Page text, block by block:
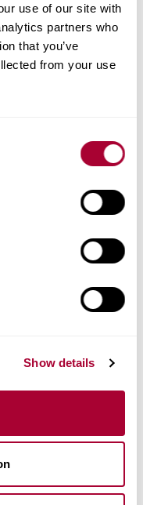
use of our site with
partners who
that you’ve
from your use
Show details
1000 mm
1000 mm